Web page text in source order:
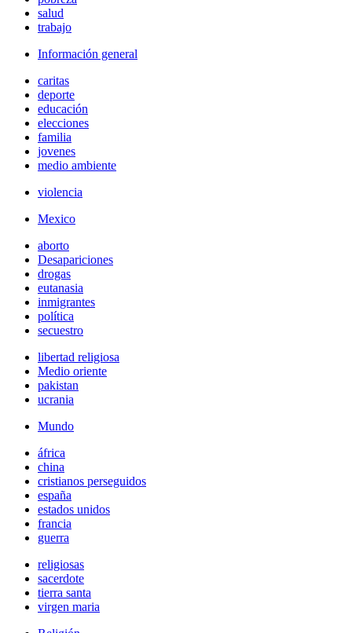
salud
trabajo
Información general
caritas
deporte
educación
elecciones
familia
jovenes
medio ambiente
violencia
Mexico
aborto
Desapariciones
drogas
eutanasia
inmigrantes
política
secuestro
libertad religiosa
Medio oriente
pakistan
ucrania
Mundo
áfrica
china
cristianos perseguidos
españa
estados unidos
francia
guerra
religiosas
sacerdote
tierra santa
virgen maria